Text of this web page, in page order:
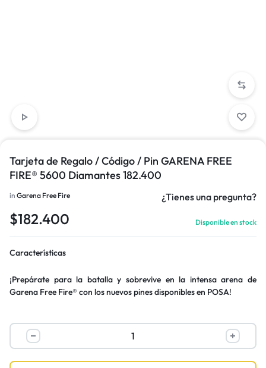
Tarjeta de Regalo / Código / Pin GARENA FREE
FIRE® 5600 Diamantes 182.400
in Garena Free Fire ¿Tienes una pregunta?
$182.400 Disponible en stock
Características
¡Prepárate para la batalla y sobrevive en la intensa arena de
Garena Free Fire® con los nuevos pines disponibles en POSA!